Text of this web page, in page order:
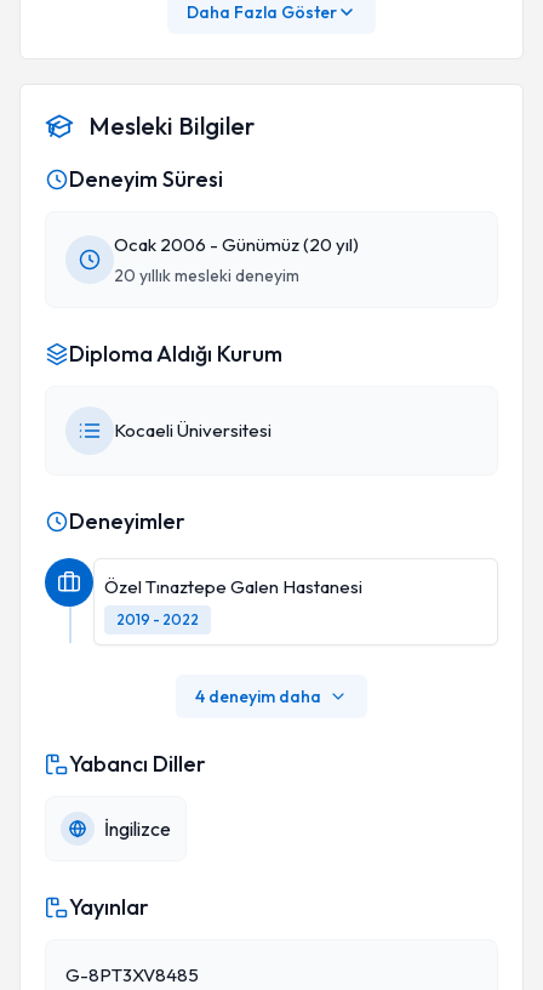
Daha Fazla Göster
Mesleki Bilgiler
Deneyim Süresi
Ocak 2006 - Günümüz (20 yıl)
20 yıllık mesleki deneyim
Diploma Aldığı Kurum
Kocaeli Üniversitesi
Deneyimler
Özel Tınaztepe Galen Hastanesi
2019 - 2022
4 deneyim daha
Yabancı Diller
İngilizce
Yayınlar
G-8PT3XV8485